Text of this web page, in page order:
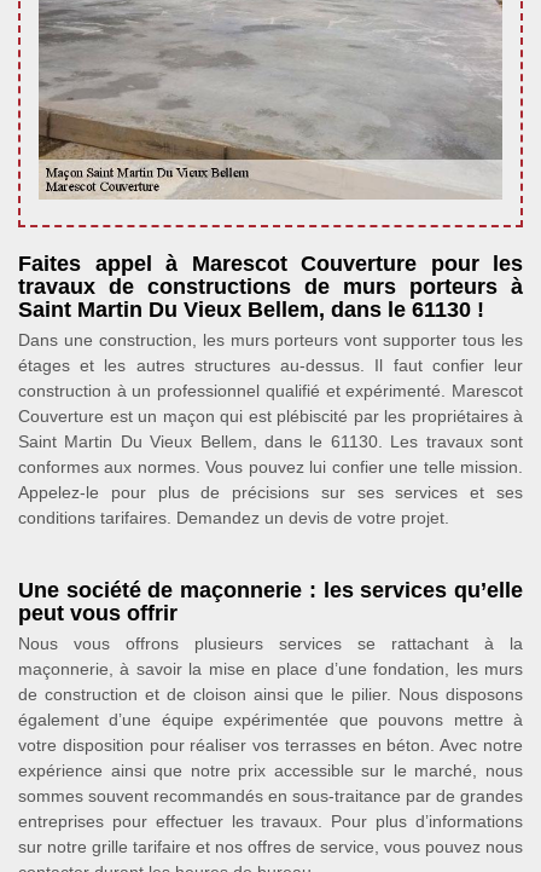
Faites appel à Marescot Couverture pour les
travaux de constructions de murs porteurs à
Saint Martin Du Vieux Bellem, dans le 61130 !
Dans une construction, les murs porteurs vont supporter tous les
étages et les autres structures au-dessus. Il faut confier leur
construction à un professionnel qualifié et expérimenté. Marescot
Couverture est un maçon qui est plébiscité par les propriétaires à
Saint Martin Du Vieux Bellem, dans le 61130. Les travaux sont
conformes aux normes. Vous pouvez lui confier une telle mission.
Appelez-le pour plus de précisions sur ses services et ses
conditions tarifaires. Demandez un devis de votre projet.
Une société de maçonnerie : les services qu’elle
peut vous offrir
Nous vous offrons plusieurs services se rattachant à la
maçonnerie, à savoir la mise en place d’une fondation, les murs
de construction et de cloison ainsi que le pilier. Nous disposons
également d’une équipe expérimentée que pouvons mettre à
votre disposition pour réaliser vos terrasses en béton. Avec notre
expérience ainsi que notre prix accessible sur le marché, nous
sommes souvent recommandés en sous-traitance par de grandes
entreprises pour effectuer les travaux. Pour plus d’informations
sur notre grille tarifaire et nos offres de service, vous pouvez nous